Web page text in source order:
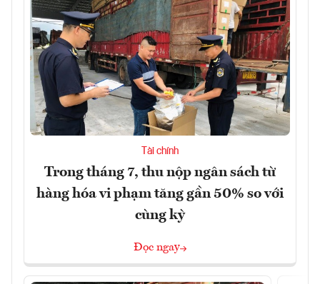
Tài chính
Trong tháng 7, thu nộp ngân sách từ
hàng hóa vi phạm tăng gần 50% so với
cùng kỳ
Đọc ngay